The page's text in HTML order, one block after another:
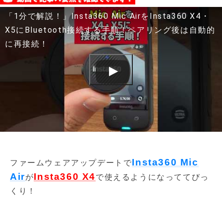
「1分で解説！」Insta360 Mic AirをInsta360 X4・
X5にBluetooth接続する手順！ペアリング後は自動的
に再接続！
ファームウェアアップデートでInsta360 Mic
AirがInsta360 X4で使えるようになっててびっ
くり！